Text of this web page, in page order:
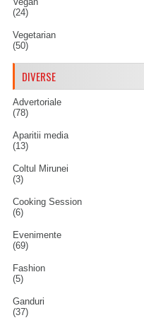
(24)
Vegetarian
(50)
DIVERSE
Advertoriale
(78)
Aparitii media
(13)
Coltul Mirunei
(3)
Cooking Session
(6)
Evenimente
(69)
Fashion
(5)
Ganduri
(37)